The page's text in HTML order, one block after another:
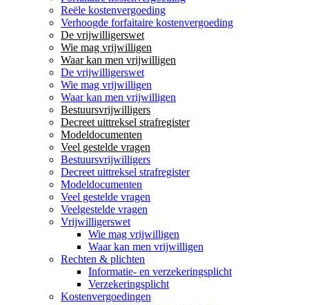
Reële kostenvergoeding
Verhoogde forfaitaire kostenvergoeding
De vrijwilligerswet
Wie mag vrijwilligen
Waar kan men vrijwilligen
De vrijwilligerswet
Wie mag vrijwilligen
Waar kan men vrijwilligen
Bestuursvrijwilligers
Decreet uittreksel strafregister
Modeldocumenten
Veel gestelde vragen
Bestuursvrijwilligers
Decreet uittreksel strafregister
Modeldocumenten
Veel gestelde vragen
Veelgestelde vragen
Vrijwilligerswet
Wie mag vrijwilligen
Waar kan men vrijwilligen
Rechten & plichten
Informatie- en verzekeringsplicht
Verzekeringsplicht
Kostenvergoedingen